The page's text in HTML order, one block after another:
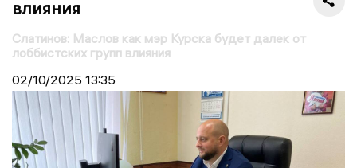
влияния
Слатинов: Маслов как мэр Курска будет далек от
лоббистских групп влияния
02/10/2025 13:35